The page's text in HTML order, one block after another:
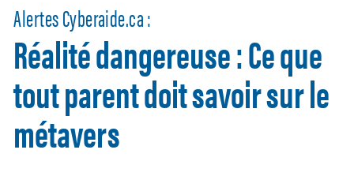
Alertes Cyberaide.ca :
Réalité dangereuse : Ce que
tout parent doit savoir sur le
métavers